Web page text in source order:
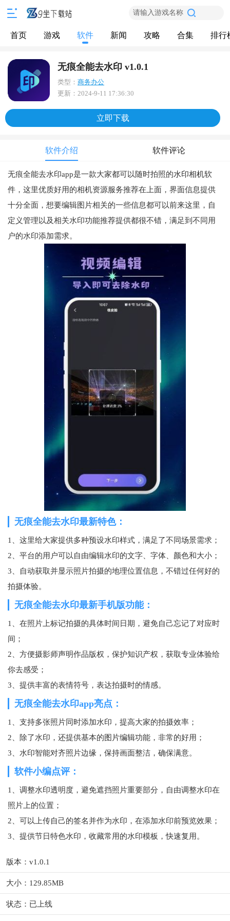
请输入游戏名称
首页 游戏 软件 新闻 攻略 合集 排行
无痕全能去水印 v1.0.1
类型： 商务办公
更新： 2024-9-11 17:36:30
立即下载
软件介绍 软件评论
无痕全能去水印app是一款大家都可以随时拍照的水印相机软
件，这里优质好用的相机资源服务推荐在上面，界面信息提供
十分全面，想要编辑图片相关的一些信息都可以前来这里，自
定义管理以及相关水印功能推荐提供都很不错，满足到不同用
户的水印添加需求。
无痕全能去水印最新特色：
1、这里给大家提供多种预设水印样式，满足了不同场景需求；
2、平台的用户可以自由编辑水印的文字、字体、颜色和大小；
3、自动获取并显示照片拍摄的地理位置信息，不错过任何好的
拍摄体验。
无痕全能去水印最新手机版功能：
1、在照片上标记拍摄的具体时间日期，避免自己忘记了对应时
间；
2、方便摄影师声明作品版权，保护知识产权，获取专业体验给
你去感受；
3、提供丰富的表情符号，表达拍摄时的情感。
无痕全能去水印app亮点：
1、支持多张照片同时添加水印，提高大家的拍摄效率；
2、除了水印，还提供基本的 图片编辑功能，非常的好用；
3、水印智能对齐照片边缘，保持画面整洁， 确保满意。
软件小编点评：
1、调整水印透明度，避免遮挡照片重要部分，自由调整水印在
照片上的位置；
2、可以上传自己的签名并作为水印，在添加水印前预览效果；
3、提供节日特色水印，收藏常用的水印模板，快速复用。
版本：v1.0.1
大小：129.85MB
状态：已上线